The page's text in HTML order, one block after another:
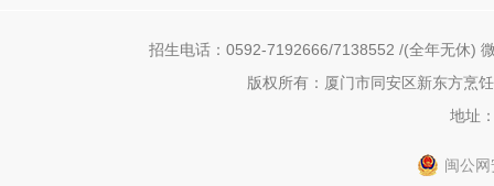
招生电话：0592-7192666/7138552 /(全年无休)
版权所有：厦门市同安区新东方烹
地址
闽公